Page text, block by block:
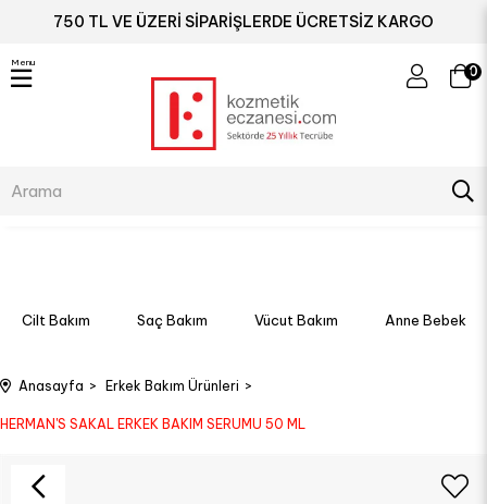
750 TL VE ÜZERİ SİPARİŞLERDE ÜCRETSİZ KARGO
0
Menu
Cilt Bakım Saç Bakım Vücut Bakım Anne Bebek
Anasayfa Erkek Bakım Ürünleri
HERMAN'S SAKAL ERKEK BAKIM SERUMU 50 ML